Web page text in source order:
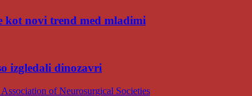
novi trend med mladimi
izgledali dinozavri